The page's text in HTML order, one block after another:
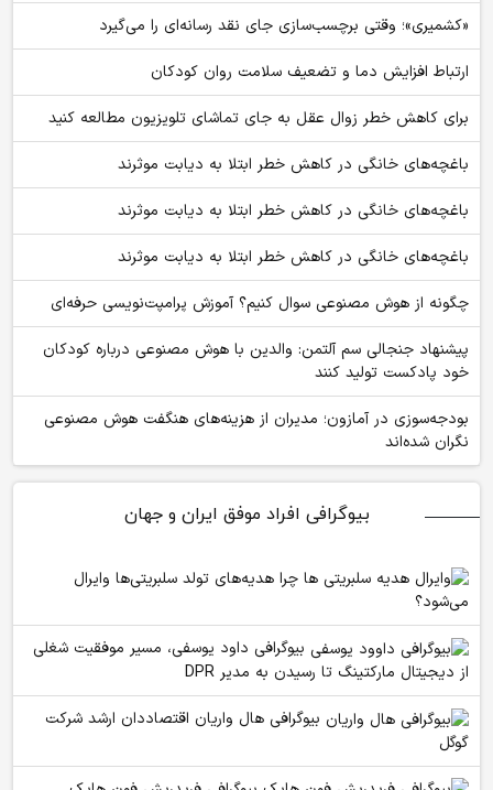
«کشمیری»؛ وقتی برچسب‌سازی جای نقد رسانه‌ای را می‌گیرد
ارتباط افزایش دما و تضعیف سلامت روان کودکان
برای کاهش خطر زوال عقل به جای تماشای تلویزیون مطالعه کنید
باغچه‌های خانگی در کاهش خطر ابتلا به دیابت موثرند
باغچه‌های خانگی در کاهش خطر ابتلا به دیابت موثرند
باغچه‌های خانگی در کاهش خطر ابتلا به دیابت موثرند
چگونه از هوش مصنوعی سوال کنیم؟ آموزش پرامپت‌نویسی حرفه‌ای
پیشنهاد جنجالی سم آلتمن: والدین با هوش مصنوعی درباره کودکان
خود پادکست تولید کنند
بودجه‌سوزی در آمازون؛ مدیران از هزینه‌های هنگفت هوش مصنوعی
نگران شده‌اند
بیوگرافی افراد موفق ایران و جهان
چرا هدیه‌های تولد سلبریتی‌ها وایرال
می‌شود؟
بیوگرافی داود یوسفی، مسیر موفقیت شغلی
از دیجیتال مارکتینگ تا رسیدن به مدیر DPR
بیوگرافی هال واریان اقتصاددان ارشد شرکت
گوگل